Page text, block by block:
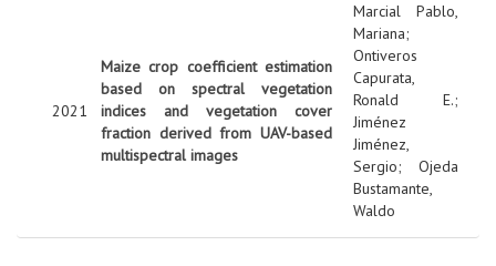
2021
Maize crop coefficient estimation
based on spectral vegetation
indices and vegetation cover
fraction derived from UAV-based
multispectral images
Marcial Pablo,
Mariana;
Ontiveros
Capurata,
Ronald E.;
Jiménez
Jiménez,
Sergio; Ojeda
Bustamante,
Waldo